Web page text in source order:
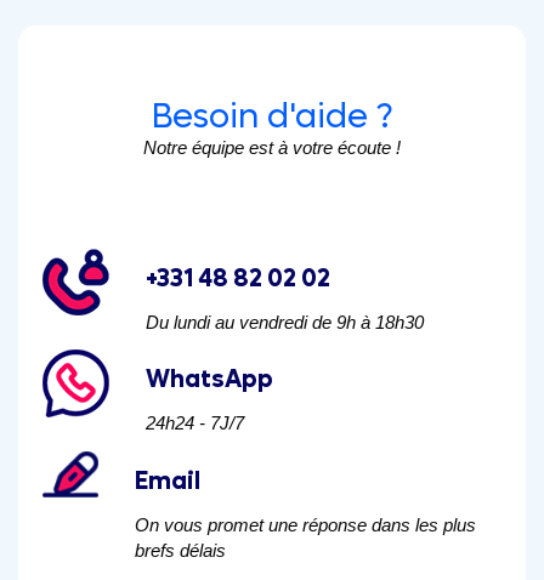
Besoin d'aide ?
Notre équipe est à votre écoute !
+331 48 82 02 02
Du lundi au vendredi de 9h à 18h30
WhatsApp
24h24 - 7J/7
Email
On vous promet une réponse dans les plus
brefs délais